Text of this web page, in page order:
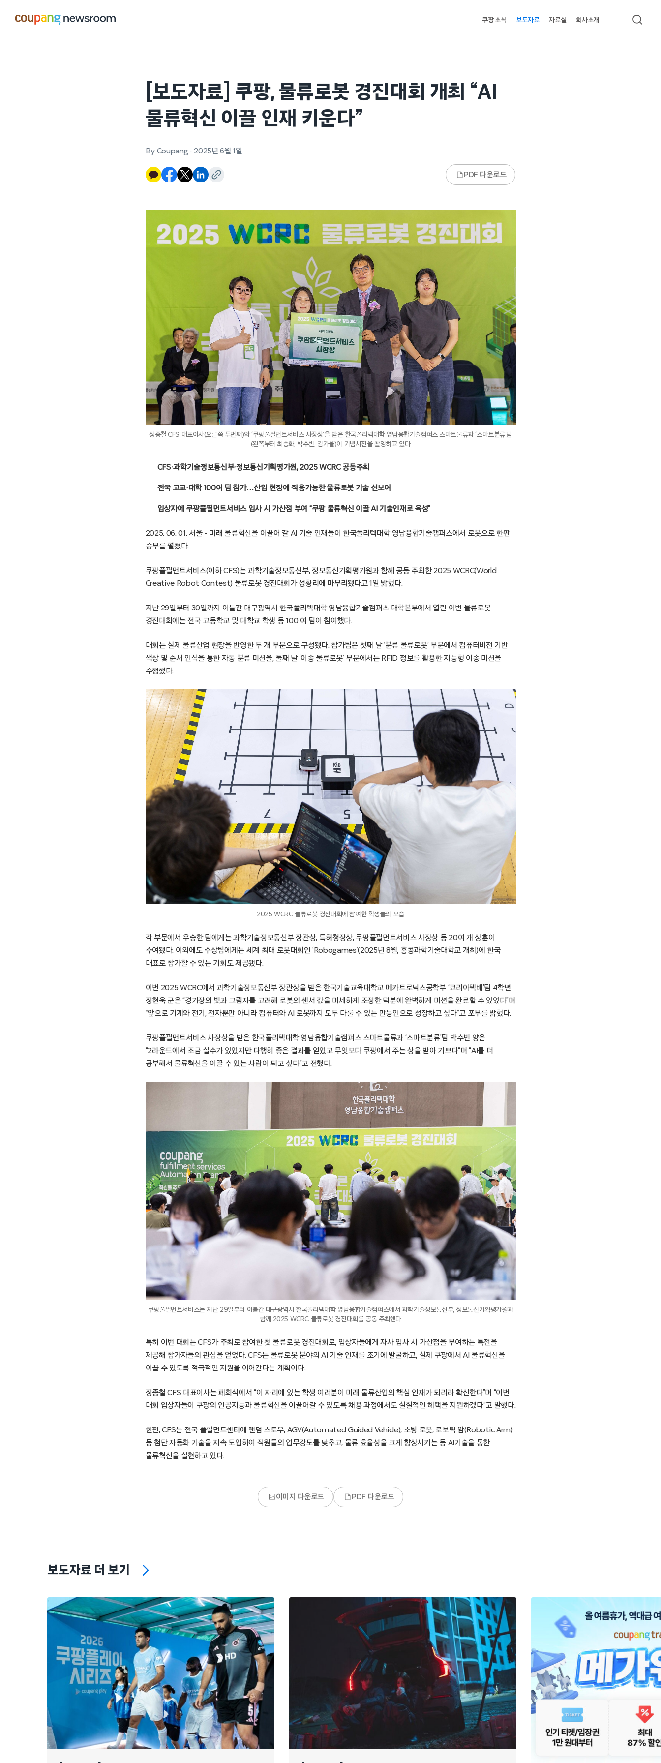
쿠팡 소식 보도자료 자료실 회사소개 검색
[보도자료] 쿠팡, 물류로봇 경진대회 개최 “AI
물류혁신 이끌 인재 키운다”
By Coupang · 2025년 6월 1일
PDF 다운로드
정종철 CFS 대표이사(오른쪽 두번째)와 ‘쿠팡풀필먼트서비스 사장상’을 받은 한국폴리텍대학 영남융합기술캠퍼스 스마트물류과 ‘스마트분류’팀
(왼쪽부터 최승화, 박수빈, 김가을)이 기념사진을 촬영하고 있다
CFS·과학기술정보통신부·정보통신기획평가원, 2025 WCRC 공동주최
전국 고교·대학 100여 팀 참가…산업 현장에 적용가능한 물류로봇 기술 선보여
입상자에 쿠팡풀필먼트서비스 입사 시 가산점 부여 “쿠팡 물류혁신 이끌 AI 기술인재로 육성”
2025. 06. 01. 서울 – 미래 물류혁신을 이끌어 갈 AI 기술 인재들이 한국폴리텍대학 영남융합기술캠퍼스에서 로봇으로 한판
승부를 펼쳤다.
쿠팡풀필먼트서비스(이하 CFS)는 과학기술정보통신부, 정보통신기획평가원과 함께 공동 주최한 2025 WCRC(World
Creative Robot Contest) 물류로봇 경진대회가 성황리에 마무리됐다고 1일 밝혔다.
지난 29일부터 30일까지 이틀간 대구광역시 한국폴리텍대학 영남융합기술캠퍼스 대학본부에서 열린 이번 물류로봇
경진대회에는 전국 고등학교 및 대학교 학생 등 100 여 팀이 참여했다.
대회는 실제 물류산업 현장을 반영한 두 개 부문으로 구성됐다. 참가팀은 첫째 날 ‘분류 물류로봇’ 부문에서 컴퓨터비전 기반
색상 및 순서 인식을 통한 자동 분류 미션을, 둘째 날 ‘이송 물류로봇’ 부문에서는 RFID 정보를 활용한 지능형 이송 미션을
수행했다.
2025 WCRC 물류로봇 경진대회에 참여한 학생들의 모습
각 부문에서 우승한 팀에게는 과학기술정보통신부 장관상, 특허청장상, 쿠팡풀필먼트서비스 사장상 등 20여 개 상훈이
수여됐다. 이외에도 수상팀에게는 세계 최대 로봇대회인 ‘Robogames’(2025년 8월, 홍콩과학기술대학교 개최)에 한국
대표로 참가할 수 있는 기회도 제공됐다.
이번 2025 WCRC에서 과학기술정보통신부 장관상을 받은 한국기술교육대학교 메카트로닉스공학부 ‘코리아텍배’팀 4학년
정현욱 군은 “경기장의 빛과 그림자를 고려해 로봇의 센서 값을 미세하게 조정한 덕분에 완벽하게 미션을 완료할 수 있었다”며
“앞으로 기계와 전기, 전자뿐만 아니라 컴퓨터와 AI 로봇까지 모두 다룰 수 있는 만능인으로 성장하고 싶다”고 포부를 밝혔다.
쿠팡풀필먼트서비스 사장상을 받은 한국폴리텍대학 영남융합기술캠퍼스 스마트물류과 ‘스마트분류’팀 박수빈 양은
“2라운드에서 조금 실수가 있었지만 다행히 좋은 결과를 얻었고 무엇보다 쿠팡에서 주는 상을 받아 기쁘다“며 “AI를 더
공부해서 물류혁신을 이끌 수 있는 사람이 되고 싶다”고 전했다.
쿠팡풀필먼트서비스는 지난 29일부터 이틀간 대구광역시 한국폴리텍대학 영남융합기술캠퍼스에서 과학기술정보통신부, 정보통신기획평가원과
함께 2025 WCRC 물류로봇 경진대회를 공동 주최했다
특히 이번 대회는 CFS가 주최로 참여한 첫 물류로봇 경진대회로, 입상자들에게 자사 입사 시 가산점을 부여하는 특전을
제공해 참가자들의 관심을 얻었다. CFS는 물류로봇 분야의 AI 기술 인재를 조기에 발굴하고, 실제 쿠팡에서 AI 물류혁신을
이끌 수 있도록 적극적인 지원을 이어간다는 계획이다.
정종철 CFS 대표이사는 폐회식에서 “이 자리에 있는 학생 여러분이 미래 물류산업의 핵심 인재가 되리라 확신한다”며 “이번
대회 입상자들이 쿠팡의 인공지능과 물류혁신을 이끌어갈 수 있도록 채용 과정에서도 실질적인 혜택을 지원하겠다”고 말했다.
한편, CFS는 전국 풀필먼트센터에 랜덤 스토우, AGV(Automated Guided Vehicle), 소팅 로봇, 로보틱 암(Robotic Arm)
등 첨단 자동화 기술을 지속 도입하여 직원들의 업무강도를 낮추고, 물류 효율성을 크게 향상시키는 등 AI기술을 통한
물류혁신을 실현하고 있다.
이미지 다운로드 PDF 다운로드
보도자료 더 보기